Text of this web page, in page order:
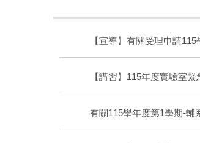
【宣導】有關受理申請
【講習】115年度實驗室
有關115學年度第1學期-輔